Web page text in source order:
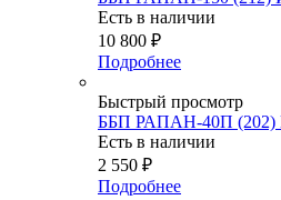
Есть в наличии
10 800 ₽
Подробнее
Быстрый просмотр
ББП РАПАН-40П (202)
Есть в наличии
2 550 ₽
Подробнее